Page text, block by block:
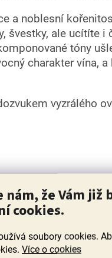
že Vám již
cookies.
soubory cookies.
Více o cookies
a noblesní
švestky, ale ucítíte i
tóny
charakter vína,
vyzrálého